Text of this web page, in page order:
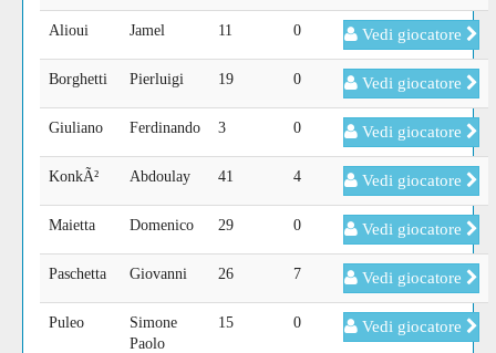
Alioui Jamel 11 0 Vedi giocatore
Borghetti Pierluigi 19 0 Vedi giocatore
Giuliano Ferdinando 3 0 Vedi giocatore
KonkÃ² Abdoulay 41 4 Vedi giocatore
Maietta Domenico 29 0 Vedi giocatore
Paschetta Giovanni 26 7 Vedi giocatore
Puleo
Simone
Paolo
15 0 Vedi giocatore